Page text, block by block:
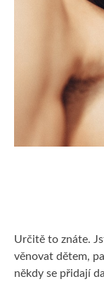
Určitě to znáte.
věnovat dětem,
někdy se přidají